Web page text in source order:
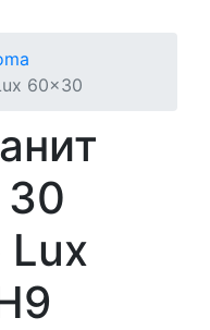
60x30
30
Lux